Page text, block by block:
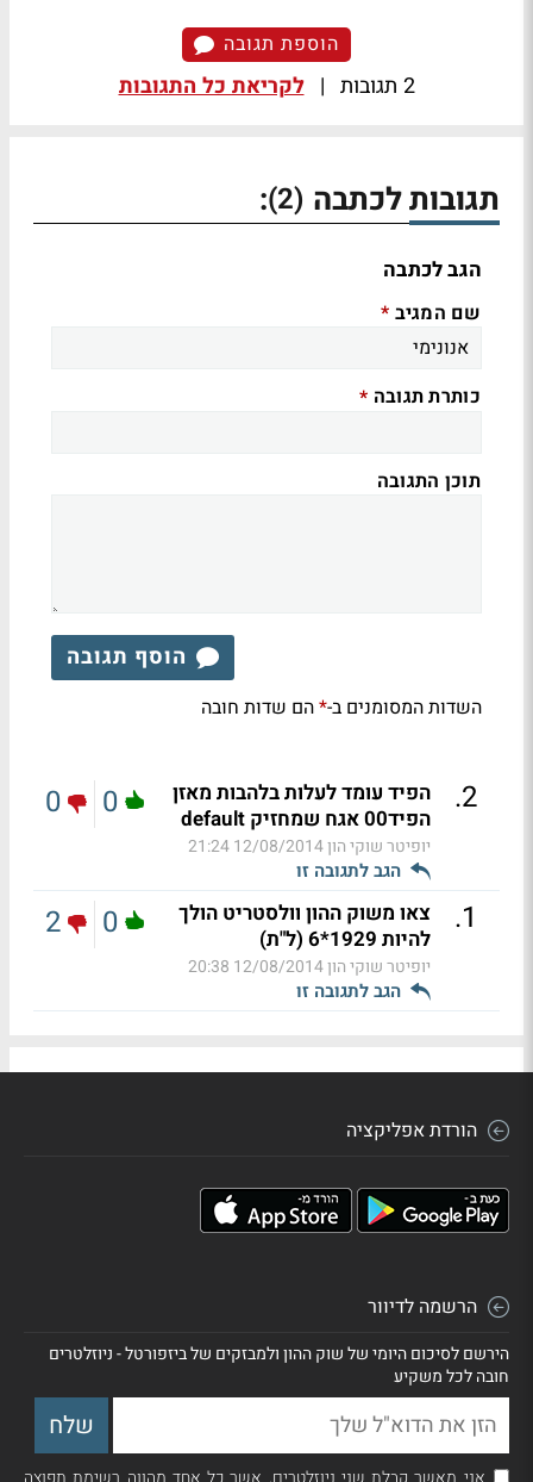
הוספת תגובה
2 תגובות | לקריאת כל התגובות
תגובות לכתבה (2)
:
הגב לכתבה
שם המגיב *
כותרת תגובה *
תוכן התגובה
הוסף תגובה
השדות המסומנים ב-*הם שדות חובה
2
.
הפיד עומד לעלות בלהבות מאזן
הפיד00 אגח שמחזיק default
יופיטר שוקי הון12/08/2014 21:24
הגב לתגובה זו
0
0
1
.
צאו משוק ההון וולסטריט הולך
להיות 1929*6 (ל"ת)
יופיטר שוקי הון12/08/2014 20:38
הגב לתגובה זו
0
2
הורדת אפליקציה
הרשמה לדיוור
הירשם לסיכום היומי של שוק ההון ולמבזקים של ביזפורטל - ניוזלטרים
חובה לכל משקיע